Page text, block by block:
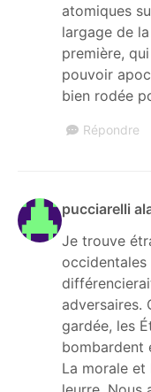
atomiques
largage de
première,
pouvoir
bien rodée
Répondre
pucciarelli
Je trouve
occidentales
adversaires.
gardée, les
bombardent
La morale